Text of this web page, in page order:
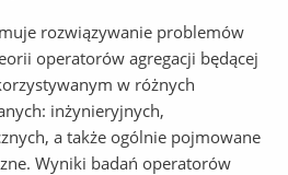
rozwiązywanie problemów
operatorów agregacji będącej
w różnych
inżynieryjnych,
a także ogólnie pojmowane
Wyniki badań operatorów